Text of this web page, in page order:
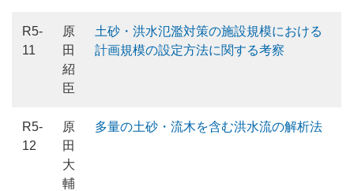
R5-
11
原
田
紹
臣
土砂・洪水氾濫対策の施設規模における
計画規模の設定方法に関する考察
R5-
12
原
田
大
輔
多量の土砂・流木を含む洪水流の解析法